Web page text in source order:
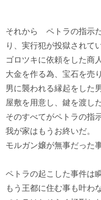
それから ペトラの指示
り、実行犯が投獄されて
ゴロツキに依頼をした商人
大金を作る為、宝石を売
男に襲われる縁起をした
屋敷を用意し、鍵を渡し
そのすべてがペトラの指
我が家はもうお終いだ。
モルガン嬢が無事だった
ペトラの起こした事件は
もう王都に住む事も叶わ